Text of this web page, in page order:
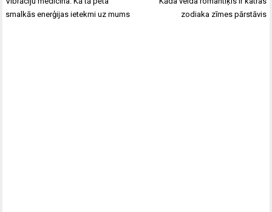
izvēlne
smalkās enerģijas ietekmi uz mums
zodiaka zīmes pārstāvis